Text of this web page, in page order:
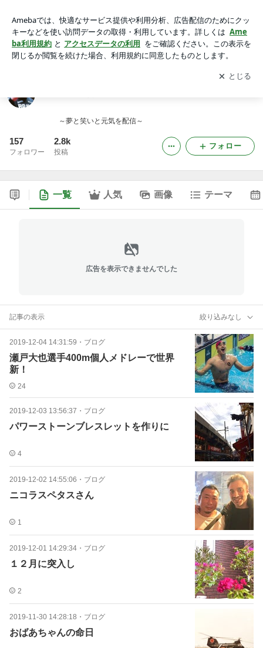
アプリをダウンロードして ブログの更新通知
を受け取りまし
ょう。
開く
～夢と笑いと元気を配信～
157
フォロワー
2.8k
投稿
フォロー
一覧 人気 画像 テーマ
広告を表示できませんでした
記事の表示 絞り込みなし
2019-12-04 14:31:59 ・ ブログ
瀬戸大也選手400m個人メドレーで世界
新！
24
2019-12-03 13:56:37 ・ ブログ
パワーストーンブレスレットを作りに
4
2019-12-02 14:55:06 ・ ブログ
ニコラスペタスさん
1
2019-12-01 14:29:34 ・ ブログ
１２月に突入し
2
2019-11-30 14:28:18 ・ ブログ
おばあちゃんの命日